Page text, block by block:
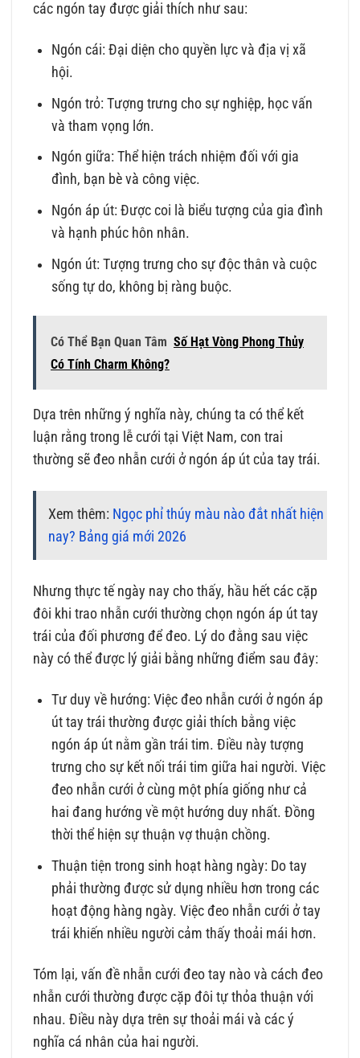
các ngón tay được giải thích như sau:
Ngón cái: Đại diện cho quyền lực và địa vị xã
hội.
Ngón trỏ: Tượng trưng cho sự nghiệp, học vấn
và tham vọng lớn.
Ngón giữa: Thể hiện trách nhiệm đối với gia
đình, bạn bè và công việc.
Ngón áp út: Được coi là biểu tượng của gia đình
và hạnh phúc hôn nhân.
Ngón út: Tượng trưng cho sự độc thân và cuộc
sống tự do, không bị ràng buộc.
Có Thể Bạn Quan Tâm Số Hạt Vòng Phong Thủy
Có Tính Charm Không?
Dựa trên những ý nghĩa này, chúng ta có thể kết
luận rằng trong lễ cưới tại Việt Nam, con trai
thường sẽ đeo nhẫn cưới ở ngón áp út của tay trái.
Xem thêm: Ngọc phỉ thúy màu nào đắt nhất hiện
nay? Bảng giá mới 2026
Nhưng thực tế ngày nay cho thấy, hầu hết các cặp
đôi khi trao nhẫn cưới thường chọn ngón áp út tay
trái của đối phương để đeo. Lý do đằng sau việc
này có thể được lý giải bằng những điểm sau đây:
Tư duy về hướng: Việc đeo nhẫn cưới ở ngón áp
út tay trái thường được giải thích bằng việc
ngón áp út nằm gần trái tim. Điều này tượng
trưng cho sự kết nối trái tim giữa hai người. Việc
đeo nhẫn cưới ở cùng một phía giống như cả
hai đang hướng về một hướng duy nhất. Đồng
thời thể hiện sự thuận vợ thuận chồng.
Thuận tiện trong sinh hoạt hàng ngày: Do tay
phải thường được sử dụng nhiều hơn trong các
hoạt động hàng ngày. Việc đeo nhẫn cưới ở tay
trái khiến nhiều người cảm thấy thoải mái hơn.
Tóm lại, vấn đề nhẫn cưới đeo tay nào và cách đeo
nhẫn cưới thường được cặp đôi tự thỏa thuận với
nhau. Điều này dựa trên sự thoải mái và các ý
nghĩa cá nhân của hai người.